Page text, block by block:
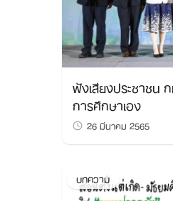
ฟังเสียงประชาช
การศึกษาเอง
26 มีนาคม 2565
บทความ